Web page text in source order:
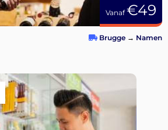
Vanaf€49
Brugge → Namen